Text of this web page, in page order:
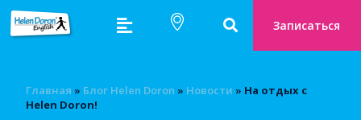
Записаться
Главная » Блог Helen Doron » Новости » На отдых с
Helen Doron!